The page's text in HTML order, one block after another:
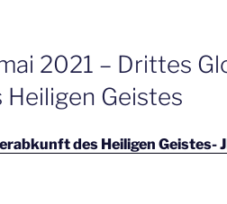
2021 – Drittes
Heiligen Geistes
des Heiligen Geistes-